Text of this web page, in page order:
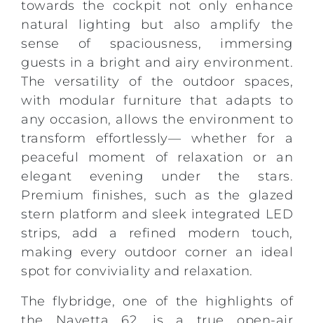
towards the cockpit not only enhance
natural lighting but also amplify the
sense of spaciousness, immersing
guests in a bright and airy environment.
The versatility of the outdoor spaces,
with modular furniture that adapts to
any occasion, allows the environment to
transform effortlessly— whether for a
peaceful moment of relaxation or an
elegant evening under the stars.
Premium finishes, such as the glazed
stern platform and sleek integrated LED
strips, add a refined modern touch,
making every outdoor corner an ideal
spot for conviviality and relaxation.
The flybridge, one of the highlights of